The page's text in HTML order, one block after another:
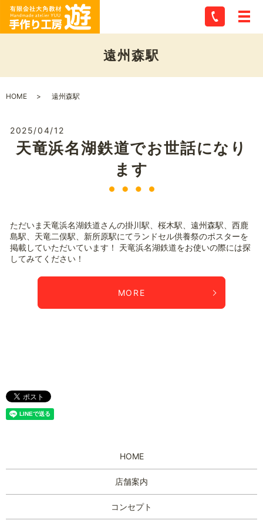
遠州森駅
HOME 遠州森駅
2025/04/12
天竜浜名湖鉄道でお世話になり
ます
ただいま天竜浜名湖鉄道さんの掛川駅、桜木駅、遠州森駅、西鹿
島駅、天竜二俣駅、新所原駅にてランドセル供養祭のポスターを
掲載していただいています！ 天竜浜名湖鉄道をお使いの際には探
してみてください！
MORE
HOME
店舗案内
コンセプト